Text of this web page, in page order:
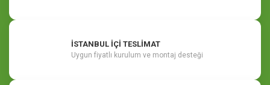
İSTANBUL İÇİ TESLİMAT
Uygun fiyatlı kurulum ve montaj desteği